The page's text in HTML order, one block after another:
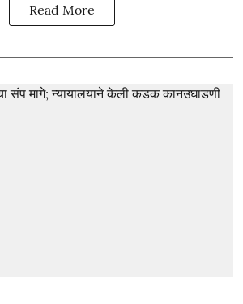
Read More